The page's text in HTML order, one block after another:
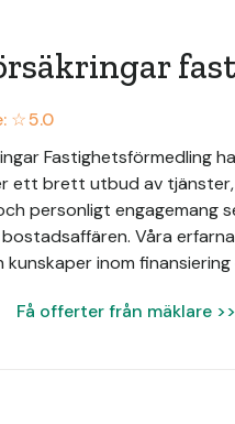
☆5.0
Fastighetsförmedling
ett brett utbud av tjänster,
personligt engagemang
Våra
inom
Få offerter från mäklare >>